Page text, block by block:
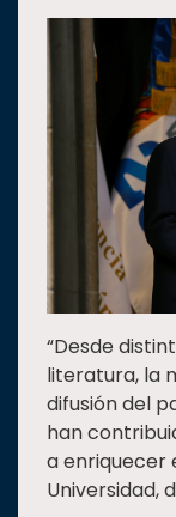
“Desde
literatura, la
difusión del
han
a enriquecer
Universidad,